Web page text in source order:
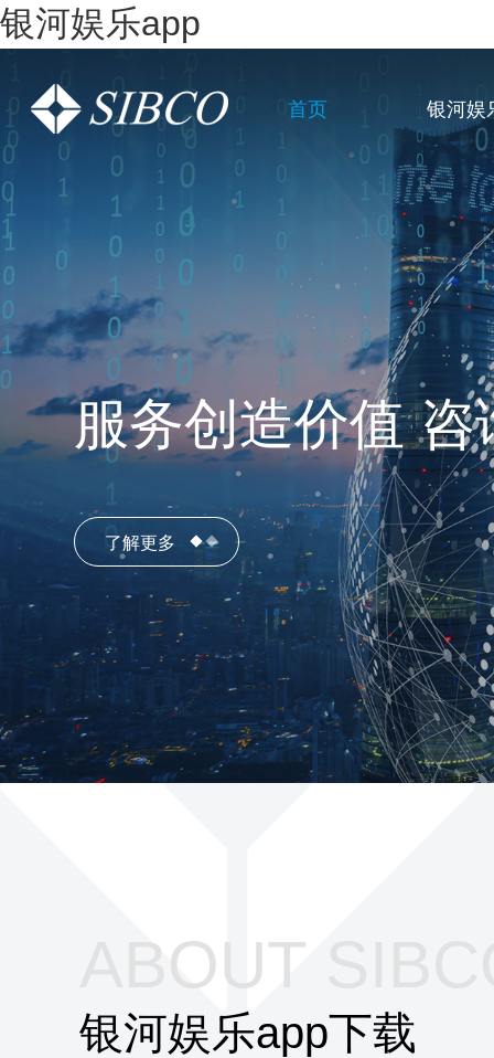
银河娱乐app
首页 银河娱
服务创造价值
了解更多
一站式全链条企
了解更多
ABOUT
银河娱乐app下载